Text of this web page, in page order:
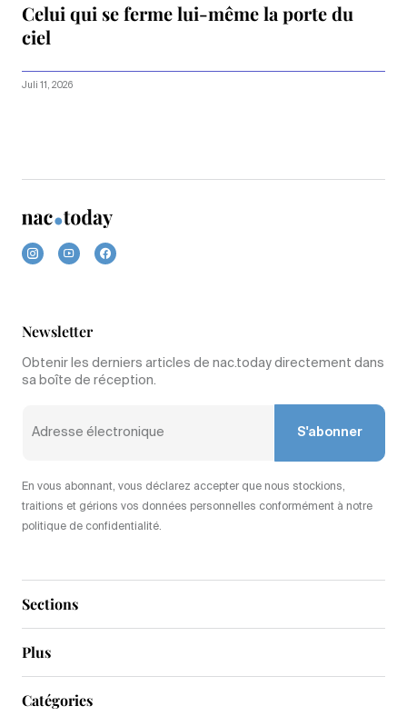
Celui qui se ferme lui-même la porte du
ciel
Juli 11, 2026
Sections
Plus
Newsletter
Obtenir les derniers articles de nac.today directement dans
sa boîte de réception.
S'abonner
En vous abonnant, vous déclarez accepter que nous stockions,
traitions et gérions vos données personnelles conformément à notre
politique de confidentialité.
Catégories